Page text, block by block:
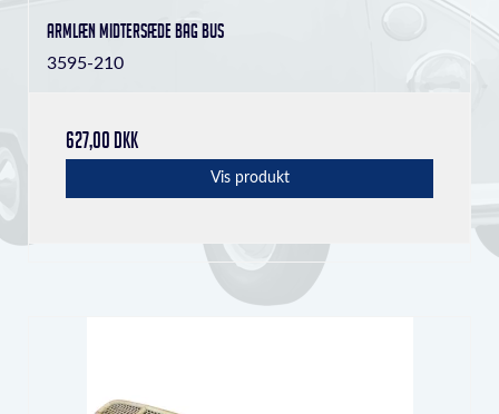
Armlæn midtersæde bag Bus
3595-210
627,00 DKK
Vis produkt